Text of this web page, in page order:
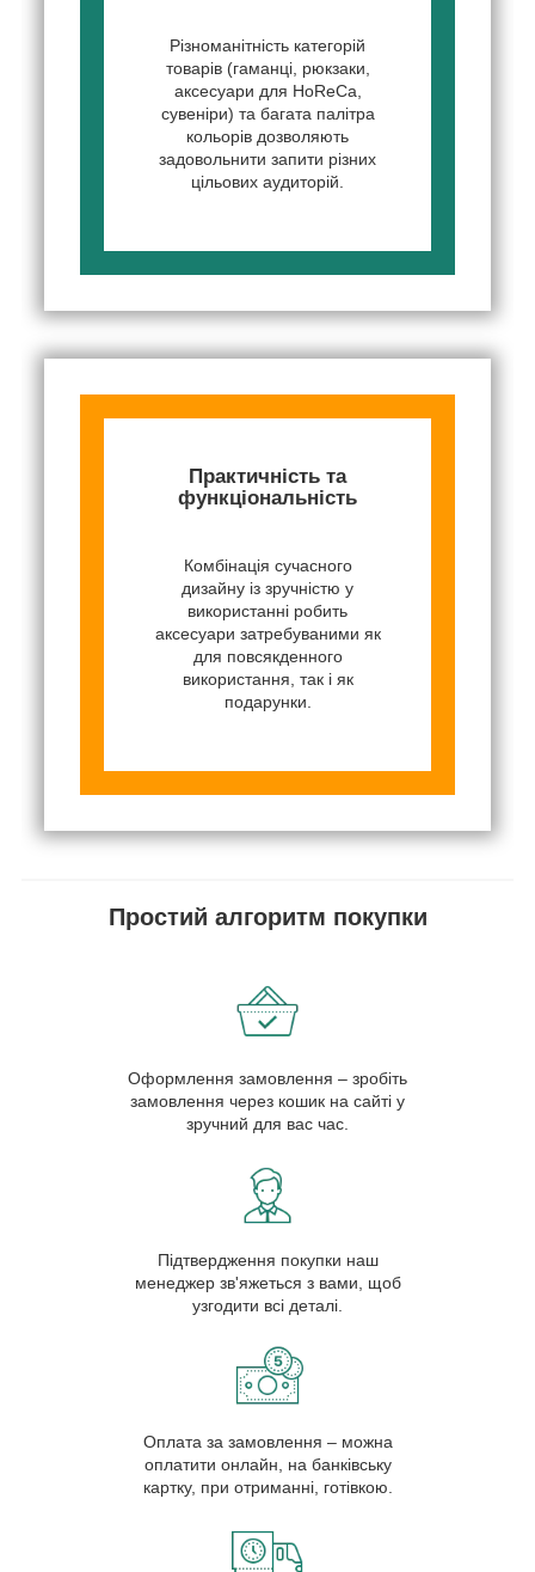
Різноманітність категорій
товарів (гаманці, рюкзаки,
аксесуари для HoReCa,
сувеніри) та багата палітра
кольорів дозволяють
задовольнити запити різних
цільових аудиторій.
Практичність та
функціональність
Комбінація сучасного
дизайну із зручністю у
використанні робить
аксесуари затребуваними як
для повсякденного
використання, так і як
подарунки.
Простий алгоритм покупки
Оформлення замовлення – зробіть
замовлення через кошик на сайті у
зручний для вас час.
Підтвердження покупки наш
менеджер зв'яжеться з вами, щоб
узгодити всі деталі.
Оплата за замовлення – можна
оплатити онлайн, на банківську
картку, при отриманні, готівкою.